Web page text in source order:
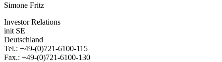
Simone Fritz
Investor Relations
init SE
Deutschland
Tel.: +49-(0)721-6100-115
Fax.: +49-(0)721-6100-130